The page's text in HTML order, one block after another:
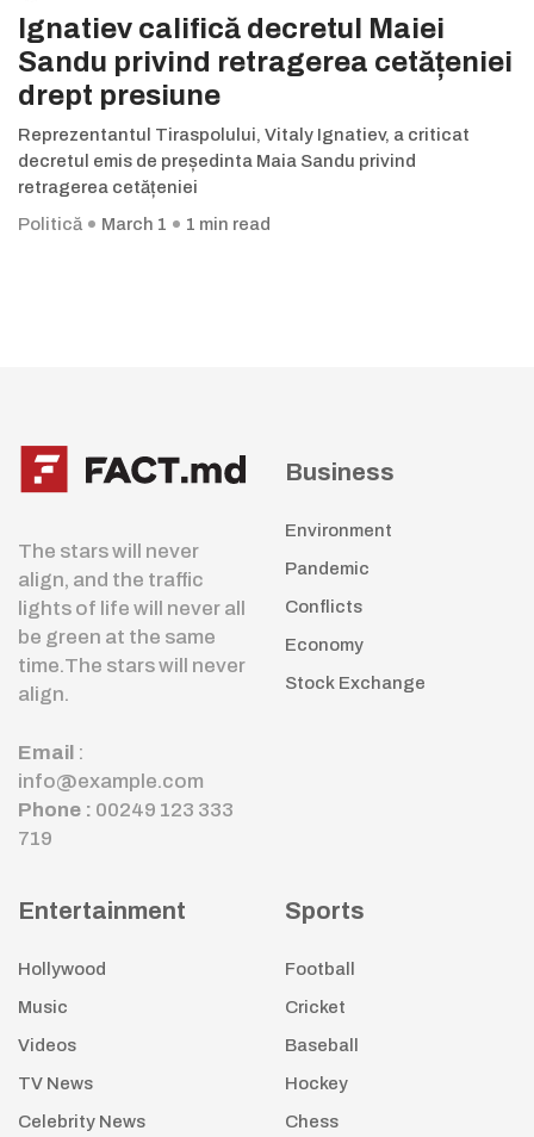
Ignatiev califică decretul Maiei
Sandu privind retragerea cetățeniei
drept presiune
Reprezentantul Tiraspolului, Vitaly Ignatiev, a criticat
decretul emis de președinta Maia Sandu privind
retragerea cetățeniei
Politică
March 1 1 min read
The stars will never
align, and the traffic
lights of life will never all
be green at the same
time.The stars will never
align.
Email :
info@example.com
Phone : 00249 123 333
719
Business
Environment
Pandemic
Conflicts
Economy
Stock Exchange
Entertainment
Hollywood
Music
Videos
TV News
Celebrity News
Sports
Football
Cricket
Baseball
Hockey
Chess